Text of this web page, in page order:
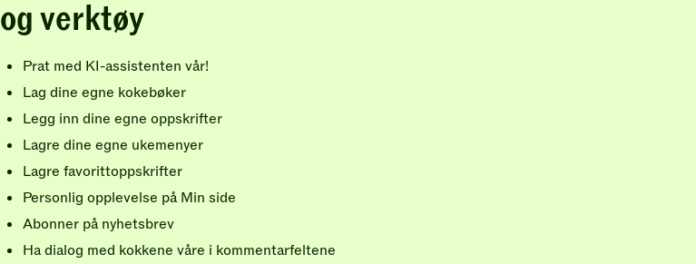
og verktøy
Prat med KI-assistenten vår!
Lag dine egne kokebøker
Legg inn dine egne oppskrifter
Lagre dine egne ukemenyer
Lagre favorittoppskrifter
Personlig opplevelse på Min side
Abonner på nyhetsbrev
Ha dialog med kokkene våre i kommentarfeltene